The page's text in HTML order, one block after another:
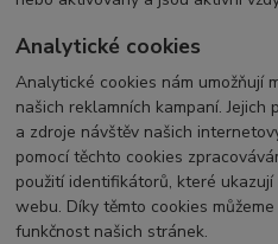
Analytické cookies
Analytické cookies nám umožňují
našich reklamních kampaní. Jejich
a zdroje návštěv našich
pomocí těchto cookies
použití identifikátorů, které
webu. Díky těmto cookies
funkčnost našich stránek.